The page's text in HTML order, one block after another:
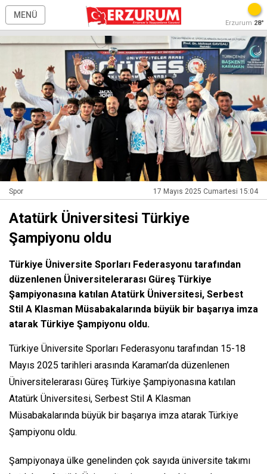
MENÜ
Erzurum 28°
Spor 17 Mayıs 2025 Cumartesi 15:04
Atatürk Üniversitesi Türkiye
Şampiyonu oldu
Türkiye Üniversite Sporları Federasyonu tarafından
düzenlenen Üniversitelerarası Güreş Türkiye
Şampiyonasına katılan Atatürk Üniversitesi, Serbest
Stil A Klasman Müsabakalarında büyük bir başarıya imza
atarak Türkiye Şampiyonu oldu.
Türkiye Üniversite Sporları Federasyonu tarafından 15-18
Mayıs 2025 tarihleri arasında Karaman’da düzenlenen
Üniversitelerarası Güreş Türkiye Şampiyonasına katılan
Atatürk Üniversitesi, Serbest Stil A Klasman
Müsabakalarında büyük bir başarıya imza atarak Türkiye
Şampiyonu oldu.
Şampiyonaya ülke genelinden çok sayıda üniversite takımı